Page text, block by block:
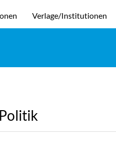
Verlage/Institutionen